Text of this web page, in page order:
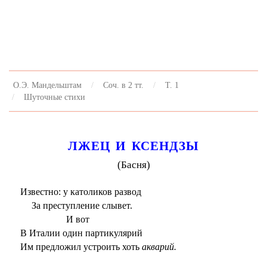
О.Э. Мандельштам Соч. в 2 тт.
Т. 1
Шуточные стихи
ЛЖЕЦ И КСЕНДЗЫ
(Басня)
Известно: у католиков развод
За преступление слывет.
И вот
В Италии один партикулярий
Им предложил устроить хотьакварий.